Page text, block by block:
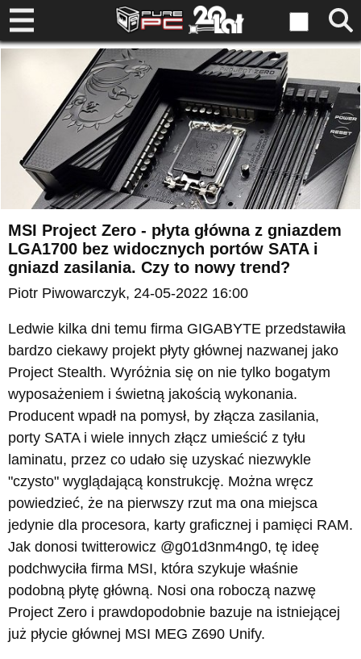
MSI Project Zero - płyta główna z gniazdem
LGA1700 bez widocznych portów SATA i
gniazd zasilania. Czy to nowy trend?
Piotr Piwowarczyk, 24-05-2022 16:00
Ledwie kilka dni temu firma GIGABYTE przedstawiła
bardzo ciekawy projekt płyty głównej nazwanej jako
Project Stealth. Wyróżnia się on nie tylko bogatym
wyposażeniem i świetną jakością wykonania.
Producent wpadł na pomysł, by złącza zasilania,
porty SATA i wiele innych złącz umieścić z tyłu
laminatu, przez co udało się uzyskać niezwykle
"czysto" wyglądającą konstrukcję. Można wręcz
powiedzieć, że na pierwszy rzut ma ona miejsca
jedynie dla procesora, karty graficznej i pamięci RAM.
Jak donosi twitterowicz @g01d3nm4ng0, tę ideę
podchwyciła firma MSI, która szykuje właśnie
podobną płytę główną. Nosi ona roboczą nazwę
Project Zero i prawdopodobnie bazuje na istniejącej
już płycie głównej MSI MEG Z690 Unify.